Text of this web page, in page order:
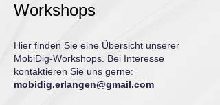
Workshops
Hier finden Sie eine Übersicht unserer
MobiDig-Workshops. Bei Interesse
kontaktieren Sie uns gerne:
mobidig.erlangen@gmail.com